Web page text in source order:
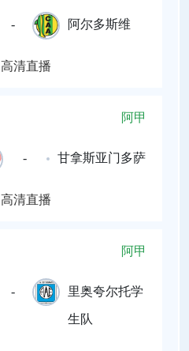
- 阿尔多斯维
高清直播
阿甲
- 甘拿斯亚门多萨
高清直播
阿甲
- 里奥夸尔托学
生队